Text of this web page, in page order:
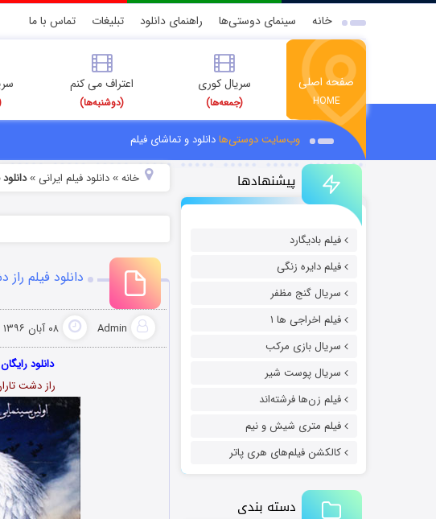
خانه سینمای دوستی‌ها راهنمای دانلود تبلیغات تماس با ما
صفحه اصلی
HOME
سریال کوری
(جمعه‌ها)
اعتراف می کنم
(دوشنبه‌ها)
وب‌سایت دوستی‌هادانلود و تماشای فیلم
پیشنهادها
فیلم بادیگارد
فیلم دایره زنگی
سریال گنج مظفر
فیلم اخراجی ها ۱
سریال بازی مرکب
سریال پوست شیر
فیلم زن‌ها فرشته‌اند
فیلم متری شیش و نیم
کالکشن فیلم‌های هری پاتر
دسته بندی
خانه» دانلود فیلم‌ ایرانی »
دانلود فیلم
Admin ۰۸ آبان ۱۳۹۶
دانلود
راز دشت